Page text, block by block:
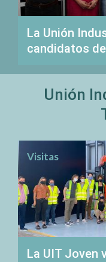
La Unión
candidatos
Unión
Visitas
La UIT Joven